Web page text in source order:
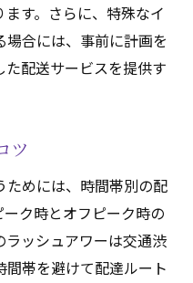
す。さらに、特殊なイ
合には、事前に計画を
配送サービスを提供す
ツ
ためには、時間帯別の配
ク時とオフピーク時の
ッシュアワーは交通渋
帯を避けて配達ルート